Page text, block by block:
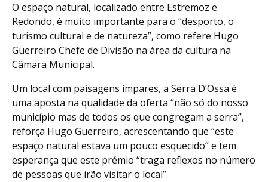
O espaço natural, localizado entre Estremoz e
Redondo, é muito importante para o “desporto, o
turismo cultural e de natureza”, como refere Hugo
Guerreiro Chefe de Divisão na área da cultura na
Câmara Municipal.
Um local com paisagens ímpares, a Serra D’Ossa é
uma aposta na qualidade da oferta “não só do nosso
município mas de todos os que congregam a serra”,
reforça Hugo Guerreiro, acrescentando que “este
espaço natural estava um pouco esquecido” e tem
esperança que este prémio “traga reflexos no número
de pessoas que irão visitar o local”.